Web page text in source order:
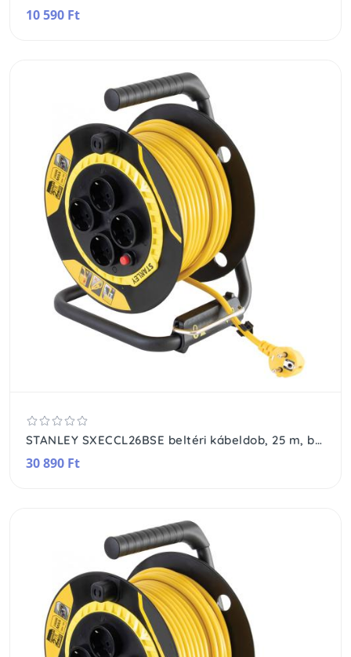
10 590 Ft
STANLEY SXECCL26BSE beltéri kábeldob, 25 m, beépített kábelvezető, masszív fém láb és fogantyú, H05VV-F 3G1,5 mm2 kábel, max. 3000 W
30 890 Ft